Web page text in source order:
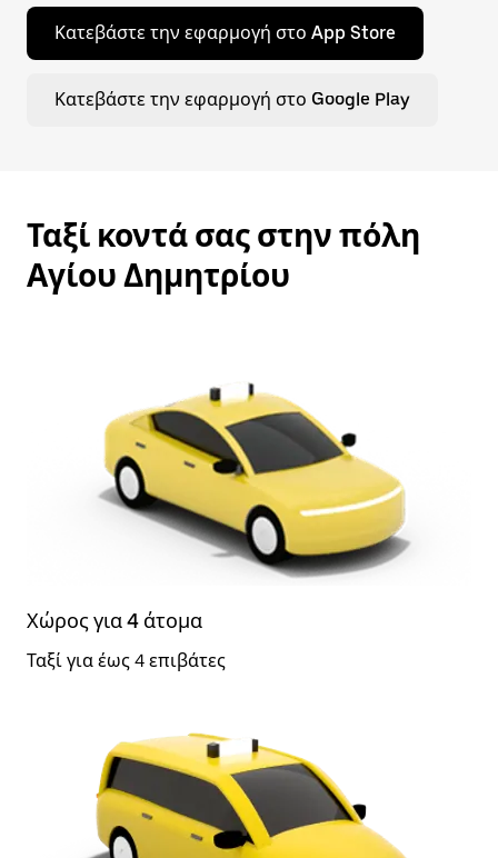
Κατεβάστε την εφαρμογή στο App Store
Κατεβάστε την εφαρμογή στο Google Play
Ταξί κοντά σας στην πόλη
Αγίου Δημητρίου
Χώρος για 4 άτομα
Ταξί για έως 4 επιβάτες